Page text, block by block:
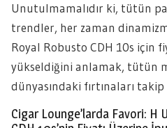
Unutulmamalıdır ki, tütün
trendler, her zaman
Royal Robusto CDH 10s için
yükseldiğini anlamak, tütün
dünyasındaki fırtınaları
Cigar Lounge’larda Favori: H